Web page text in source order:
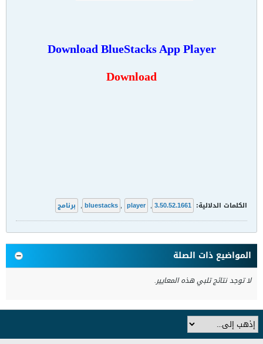
Download BlueStacks App Player
Download
الكلمات الدلالية: 3.50.52.1661
,
bluestacks , player
, برنامج
المواضيع ذات الصلة
لا توجد نتائج تلبي هذه المعايير.